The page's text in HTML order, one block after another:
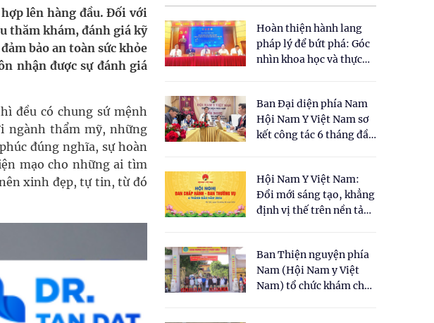
Tổng
lên hàng đầu. Đối với
thăm khám, đánh giá kỹ
bảo an toàn sức khỏe
nhận được sự đánh giá
đều có chung sứ mệnh
ngành thẩm mỹ, những
đúng nghĩa, sự hoàn
mạo cho những ai tìm
xinh đẹp, tự tin, từ đó
Hoàn thiện hành lang
pháp lý để bứt phá: Góc
nhìn khoa học và thực
cho Luật Y dược cổ
truyền Việt Nam"
Ban Đại diện phía Nam
Hội Nam Y Việt Nam sơ
kết công tác 6 tháng đầu
Hội Nam Y Việt Nam:
Đổi mới sáng tạo, khẳng
định vị thế trên nền tảng
Ban Thiện nguyện phía
Nam (Hội Nam y Việt
Nam) tổ chức khám chữa